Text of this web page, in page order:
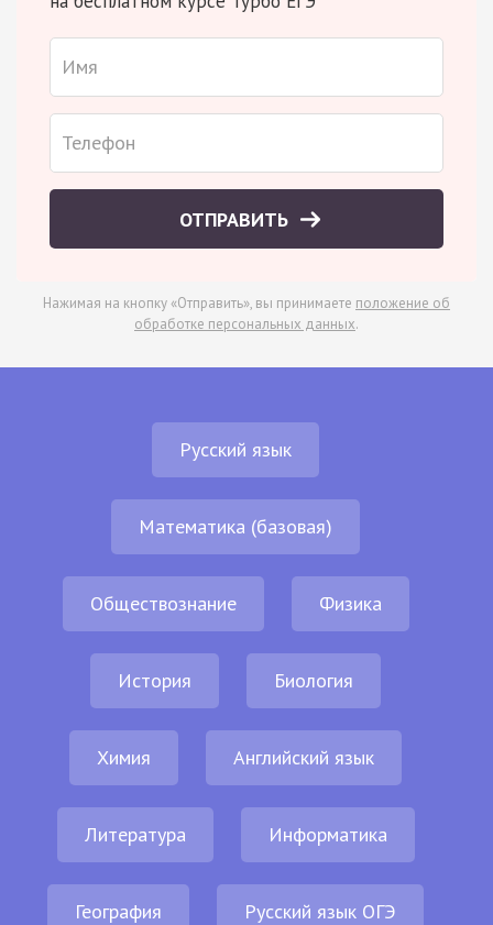
ОТПРАВИТЬ
Нажимая на кнопку «Отправить», вы принимаете положение об
обработке персональных данных.
Русский язык
Математика (базовая)
Обществознание Физика
История Биология
Химия Английский язык
Литература Информатика
География Русский язык ОГЭ